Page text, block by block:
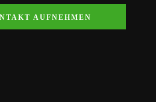
AUFNEHMEN